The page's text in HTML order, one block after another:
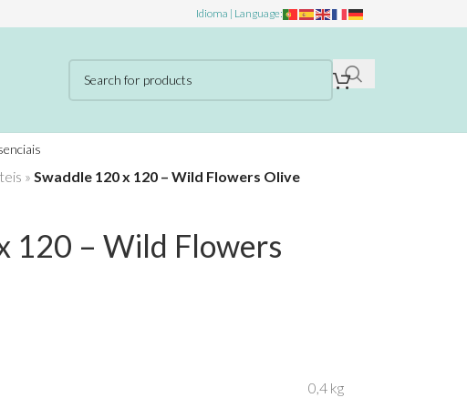
Idioma | Language:
» Swaddle 120 x 120 – Wild Flowers Olive
120 – Wild Flowers
0,4 kg